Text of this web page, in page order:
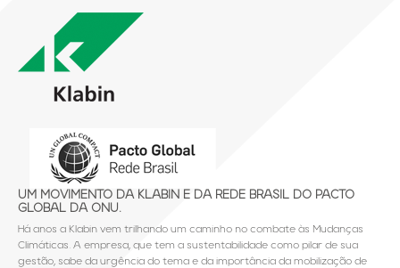
UM MOVIMENTO DA KLABIN E DA REDE BRASIL DO PACTO
GLOBAL DA ONU.
Há anos a Klabin vem trilhando um caminho no combate às Mudanças
Climáticas. A empresa, que tem a sustentabilidade como pilar de sua
gestão, sabe da urgência do tema e da importância da mobilização de